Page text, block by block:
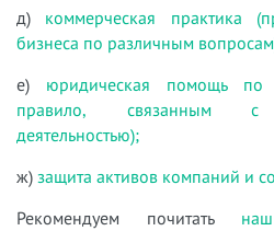
д) коммерческая практика
бизнеса по различным
е) юридическая помощь
правило, связанным с
деятельностью);
ж) защита активов компаний и
Рекомендуем почитать